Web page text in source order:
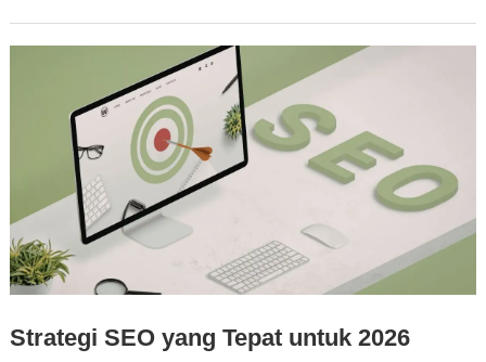
Strategi SEO yang Tepat untuk 2026